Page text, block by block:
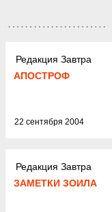
Редакция Завтра
АПОСТРОФ
22 сентября 2004
Редакция Завтра
ЗАМЕТКИ ЗОИЛА